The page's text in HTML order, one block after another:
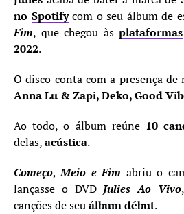
no Spotifycom o seu álbum de
Fim, que chegou às plataformas
2022.
O disco conta com a presença de
Anna Lu & Zapi, Deko, Good
Ao todo, o álbum reúne 10
delas,acústica.
Começo, Meio e Fim abriu o
lançasse o DVDJulies Ao Vivo
canções de seuálbum début.